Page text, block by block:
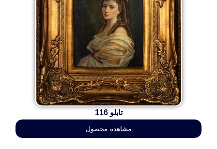
تابلو 116
مشاهده محصول